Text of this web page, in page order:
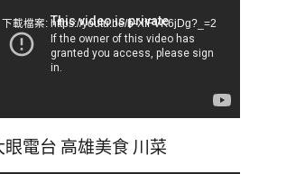
下載檔案: https://youtu.be/b-XfFVK6jDg?_=2
眼電台 高雄美食 川菜